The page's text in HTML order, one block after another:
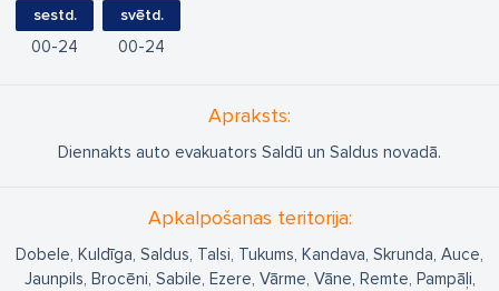
sestd.
00 24
svētd.
00 24
Apraksts:
Diennakts auto evakuators Saldū un Saldus novadā.
Apkalpošanas teritorija:
Dobele, Kuldīga, Saldus, Talsi, Tukums, Kandava, Skrunda, Auce,
Jaunpils, Brocēni, Sabile, Ezere, Vārme, Vāne, Remte, Pampāļi,